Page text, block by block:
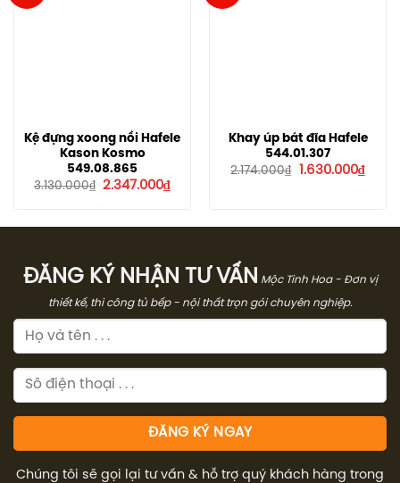
Kệ đựng xoong nồi Hafele
Kason Kosmo
549.08.865
3.130.000₫
Giá
2.347.000₫Giá
hiện
2.347.000₫.
Khay úp bát đĩa Hafele
544.01.307
2.174.000₫
Giá
1.630.000₫Giá
hiện
ĐĂNG KÝ NHẬN TƯ VẤN Mộc Tinh Hoa - Đơn vị
thiết kế, thi công tủ bếp - nội thất trọn gói chuyên nghiệp.
Chúng tôi sẽ gọi lại tư vấn & hỗ trợ quý khách hàng trong